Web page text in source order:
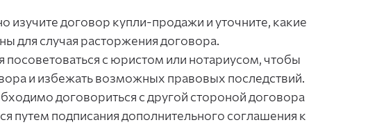
изучите договор купли-продажи и уточните, какие
для случая расторжения договора.
посоветоваться с юристом или нотариусом, чтобы
и избежать возможных правовых последствий.
договориться с другой стороной договора
путем подписания дополнительного соглашения к